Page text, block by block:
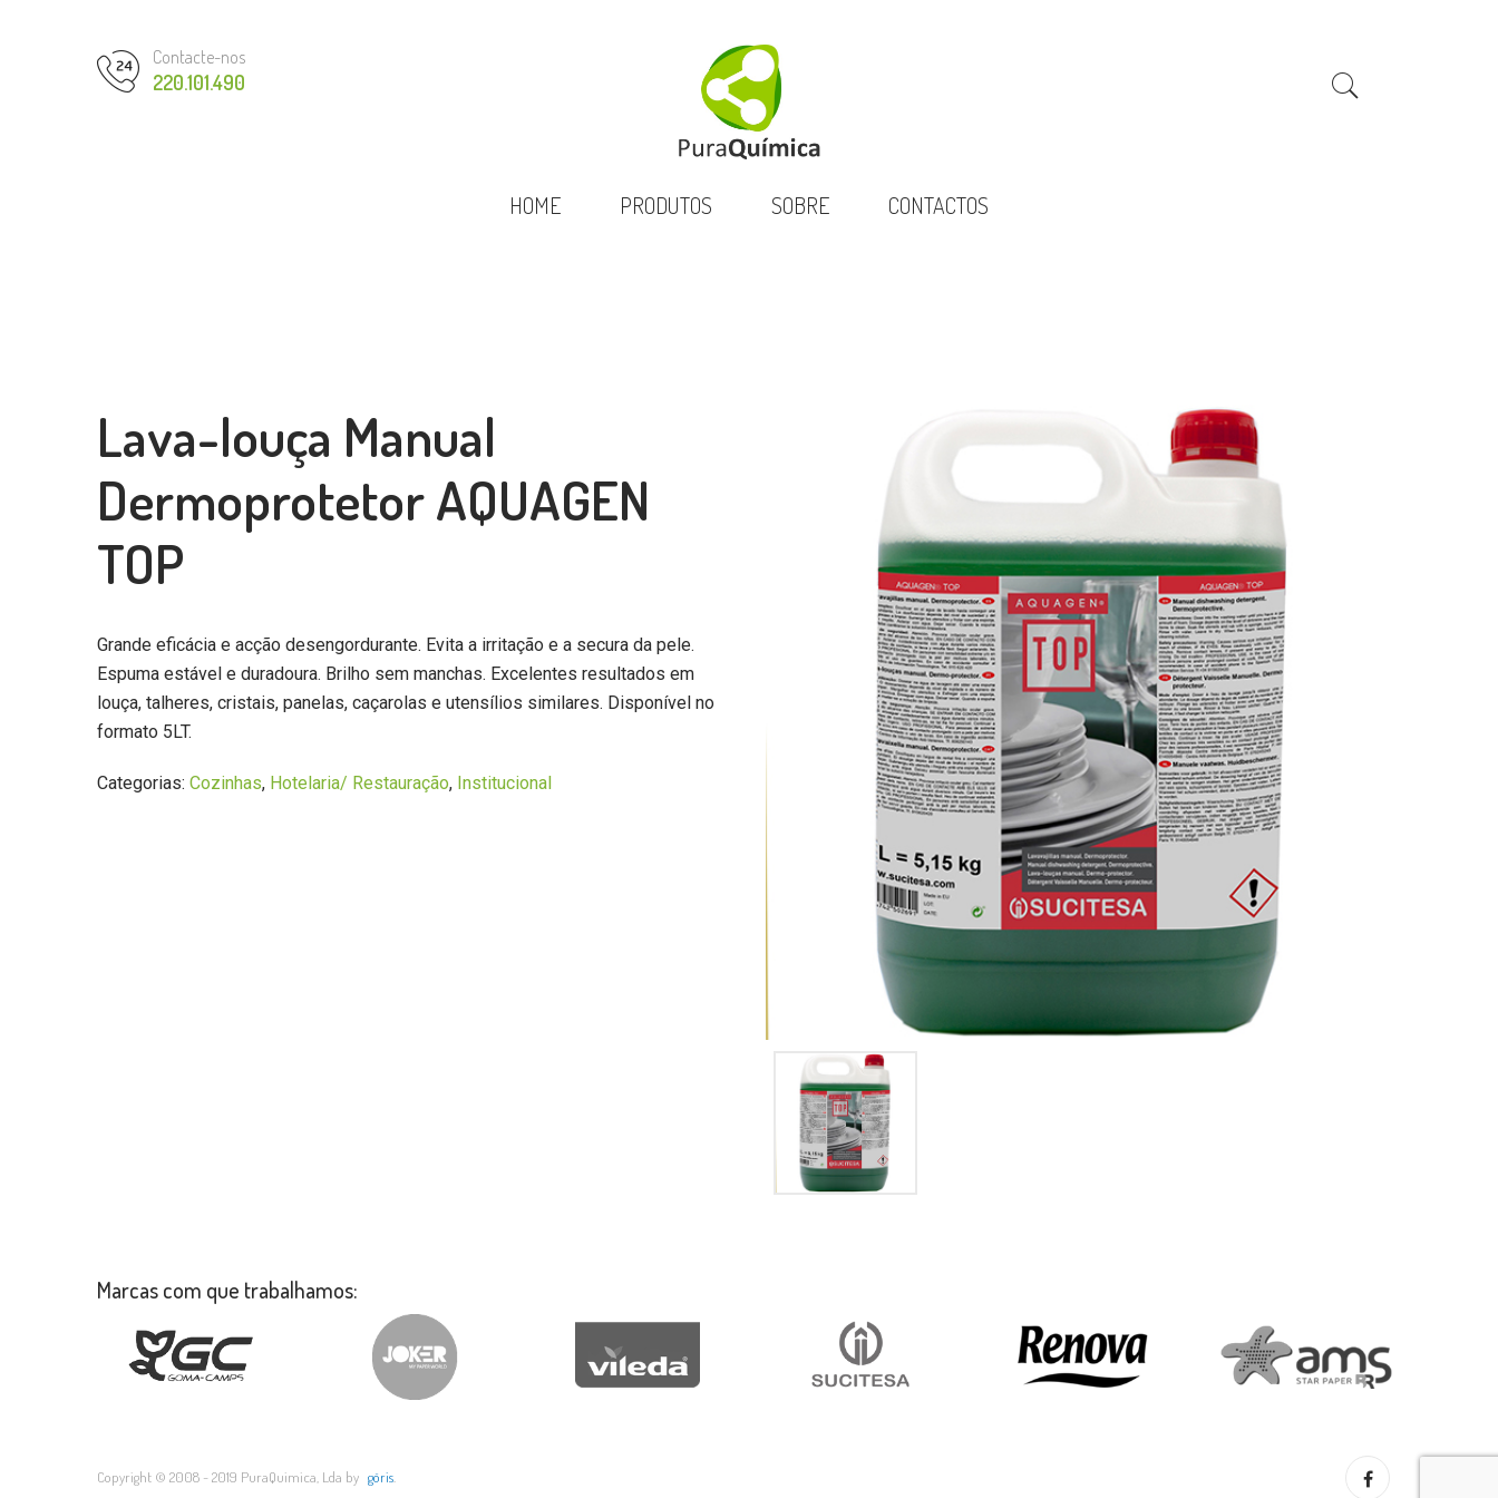
Contacte-nos
220.101.490
HOME PRODUTOS SOBRE CONTACTOS
Lava-louça Manual
Dermoprotetor AQUAGEN
TOP
Grande eficácia e acção desengordurante. Evita a irritação e a secura da pele.
Espuma estável e duradoura. Brilho sem manchas. Excelentes resultados em
louça, talheres, cristais, panelas, caçarolas e utensílios similares. Disponível no
formato 5LT.
Categorias: Cozinhas, Hotelaria/ Restauração, Institucional
Marcas com que trabalhamos:
Copyright © 2008 - 2019 PuraQuimica, Lda by göris